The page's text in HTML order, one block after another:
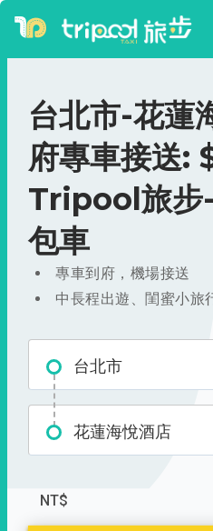
台北市-花蓮
府專車接送
Tripool旅步
包車
專車到府，機場接送
中長程出遊、閨蜜小旅
台北市
花蓮海悅酒店
NT$